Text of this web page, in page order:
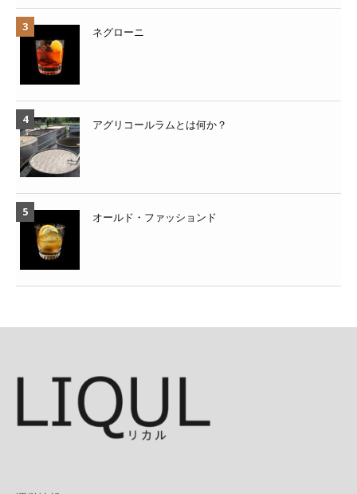
ネグローニ
アグリコールラムとは何か？
オールド・ファッションド